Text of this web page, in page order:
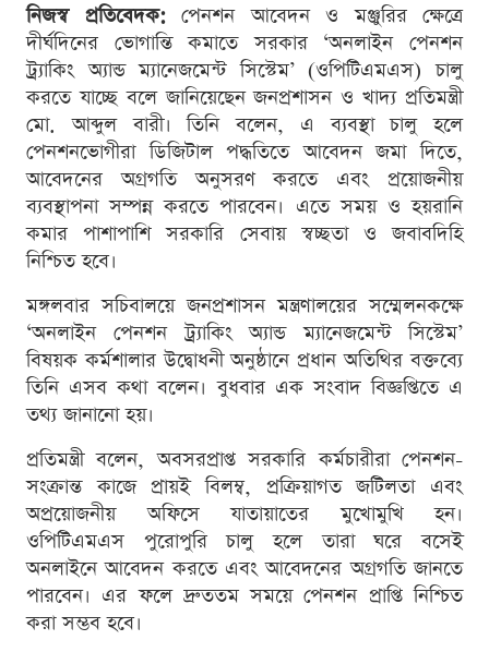
নিজস্ব প্রতিবেদক:পেনশন আবেদন ও মঞ্জুরির ক্ষেত্রে
দীর্ঘদিনের ভোগান্তি কমাতে সরকার ‘অনলাইন পেনশন
ট্র্যাকিং অ্যান্ড ম্যানেজমেন্ট সিস্টেম’ (ওপিটিএমএস) চালু
করতে যাচ্ছে বলে জানিয়েছেন জনপ্রশাসন ও খাদ্য প্রতিমন্ত্রী
মো. আব্দুল বারী। তিনি বলেন, এ ব্যবস্থা চালু হলে
পেনশনভোগীরা ডিজিটাল পদ্ধতিতে আবেদন জমা দিতে,
আবেদনের অগ্রগতি অনুসরণ করতে এবং প্রয়োজনীয়
ব্যবস্থাপনা সম্পন্ন করতে পারবেন। এতে সময় ও হয়রানি
কমার পাশাপাশি সরকারি সেবায় স্বচ্ছতা ও জবাবদিহি
নিশ্চিত হবে।
মঙ্গলবার সচিবালয়ে জনপ্রশাসন মন্ত্রণালয়ের সম্মেলনকক্ষে
‘অনলাইন পেনশন ট্র্যাকিং অ্যান্ড ম্যানেজমেন্ট সিস্টেম’
বিষয়ক কর্মশালার উদ্বোধনী অনুষ্ঠানে প্রধান অতিথির বক্তব্যে
তিনি এসব কথা বলেন। বুধবার এক সংবাদ বিজ্ঞপ্তিতে এ
তথ্য জানানো হয়।
প্রতিমন্ত্রী বলেন, অবসরপ্রাপ্ত সরকারি কর্মচারীরা পেনশন-
সংক্রান্ত কাজে প্রায়ই বিলম্ব, প্রক্রিয়াগত জটিলতা এবং
অপ্রয়োজনীয় অফিসে যাতায়াতের মুখোমুখি হন।
ওপিটিএমএস পুরোপুরি চালু হলে তারা ঘরে বসেই
অনলাইনে আবেদন করতে এবং আবেদনের অগ্রগতি জানতে
পারবেন। এর ফলে দ্রুততম সময়ে পেনশন প্রাপ্তি নিশ্চিত
করা সম্ভব হবে।